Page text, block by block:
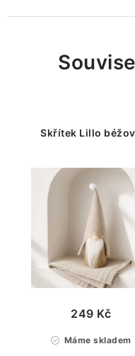
Skřítek Lillo
Máme skladem
249 Kč